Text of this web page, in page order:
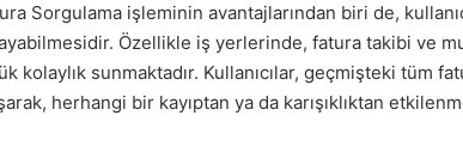
Sorgulama işleminin avantajlarından biri de,
Özellikle iş yerlerinde, fatura takibi ve
kolaylık sunmaktadır. Kullanıcılar, geçmişteki tüm
herhangi bir kayıptan ya da karışıklıktan